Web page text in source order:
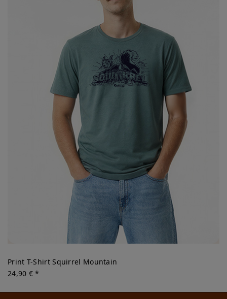
Print T-Shirt Squirrel Mountain
24,90 € *